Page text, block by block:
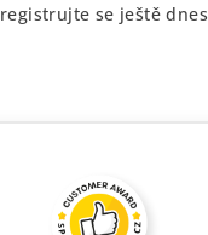
registrujte se ještě dnes